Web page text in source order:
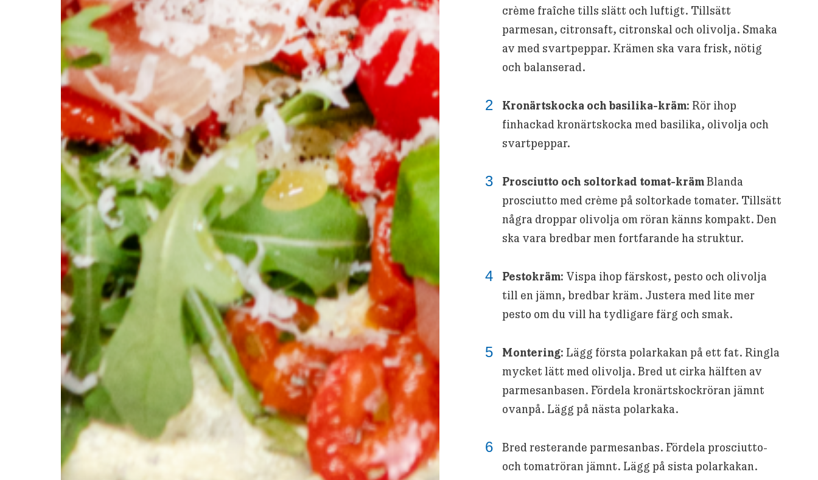
crème fraîche tills slätt och luftigt. Tillsätt
parmesan, citronsaft, citronskal och olivolja. Smaka
av med svartpeppar. Krämen ska vara frisk, nötig
och balanserad.
Kronärtskocka och basilika-kräm: Rör ihop
finhackad kronärtskocka med basilika, olivolja och
svartpeppar.
Prosciutto och soltorkad tomat-krämBlanda
prosciutto med crème på soltorkade tomater. Tillsätt
några droppar olivolja om röran känns kompakt. Den
ska vara bredbar men fortfarande ha struktur.
Pestokräm: Vispa ihop färskost, pesto och olivolja
till en jämn, bredbar kräm. Justera med lite mer
pesto om du vill ha tydligare färg och smak.
Montering: Lägg första polarkakan på ett fat. Ringla
mycket lätt med olivolja. Bred ut cirka hälften av
parmesanbasen. Fördela kronärtskockröran jämnt
ovanpå. Lägg på nästa polarkaka.
Bred resterande parmesanbas. Fördela prosciutto-
och tomatröran jämnt. Lägg på sista polarkakan.